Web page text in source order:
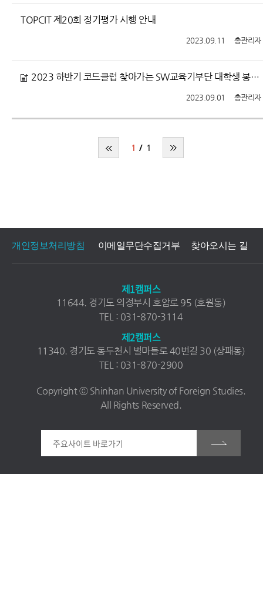
TOPCIT 제20회 정기평가 시행 안내
총관리자
2023.09.11
2023 하반기 코드클럽 찾아가는 SW교육기부단 대학생 봉사단 모집
총관리자
2023.09.01
1 1
개인정보처리방침 이메일무단수집거부 찾아오시는 길
제1캠퍼스
11644. 경기도 의정부시 호암로 95 (호원동)
TEL : 031-870-3114
제2캠퍼스
11340. 경기도 동두천시 벌마들로 40번길 30 (상패동)
TEL : 031-870-2900
Copyright ⓒ Shinhan University of Foreign Studies.
All Rights Reserved.